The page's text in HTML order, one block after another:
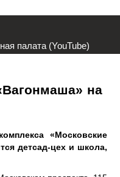
палата (YouTube)
на
«Московские
детсад-цех и школа,